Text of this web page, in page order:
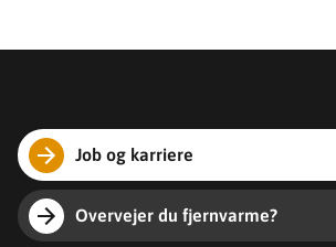
Job og karriere
Overvejer du fjernvarme?